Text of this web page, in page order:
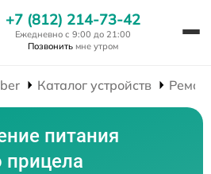
+7 (812) 214-73-42
Ежедневно с 9:00 до 21:00
Позвонить мне утром
Каталог устройств
питания
прицела